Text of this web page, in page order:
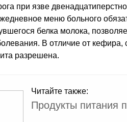
при язве
меню больного
белка молока,
В отличие от
разрешена.
Читайте также:
Продукты питания